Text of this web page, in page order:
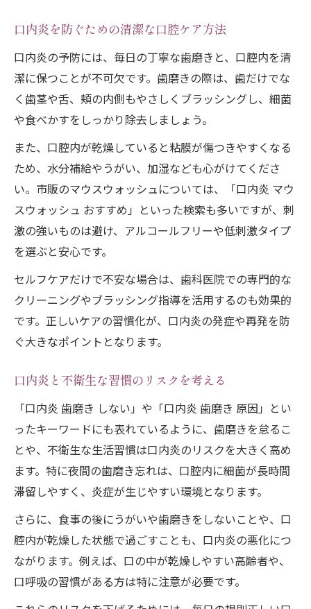
れ方
口腔内の清潔維持が口内炎予防に役立つ理
由
口内炎時のうがいやマウスウォッシュ活用
法
ツ
マウスウォッシュ活用で痛み緩和へ
口内炎におすすめのマウスウォッシュの選
び方
マウスウォッシュは口内炎の痛み緩和に有
口内炎ケアとしてマウスウォッシュを使う
際の注意点
口内炎が治らない場合のマウスウォッシュ
口内炎ケアに適したうがい薬との使い分け
方法
痛みの少ないセルフケア実践のコツ
口内炎の痛みを抑えるセルフケア方法を徹
底解説
優しいケアで口内炎を悪化させない具体的
な工夫
口内炎のセルフケアと医療機関受診の見き
わめ方
毎日の口腔ケアで口内炎の再発を防ぐ考え
方
口内炎を防ぐための清潔な口腔ケア方法
口内炎の予防には、毎日の丁寧な歯磨きと、口腔内を清
潔に保つことが不可欠です。歯磨きの際は、歯だけでな
く歯茎や舌、頬の内側もやさしくブラッシングし、細菌
や食べかすをしっかり除去しましょう。
また、口腔内が乾燥していると粘膜が傷つきやすくなる
ため、水分補給やうがい、加湿なども心がけてくださ
い。市販のマウスウォッシュについては、「口内炎 マウ
スウォッシュ おすすめ」といった検索も多いですが、刺
激の強いものは避け、アルコールフリーや低刺激タイプ
を選ぶと安心です。
セルフケアだけで不安な場合は、歯科医院での専門的な
クリーニングやブラッシング指導を活用するのも効果的
です。正しいケアの習慣化が、口内炎の発症や再発を防
ぐ大きなポイントとなります。
口内炎と不衛生な習慣のリスクを考える
「口内炎 歯磨き しない」や「口内炎 歯磨き 原因」とい
ったキーワードにも表れているように、歯磨きを怠るこ
とや、不衛生な生活習慣は口内炎のリスクを大きく高め
ます。特に夜間の歯磨き忘れは、口腔内に細菌が長時間
滞留しやすく、炎症が生じやすい環境となります。
さらに、食事の後にうがいや歯磨きをしないことや、口
腔内が乾燥した状態で過ごすことも、口内炎の悪化につ
ながります。例えば、口の中が乾燥しやすい高齢者や、
口呼吸の習慣がある方は特に注意が必要です。